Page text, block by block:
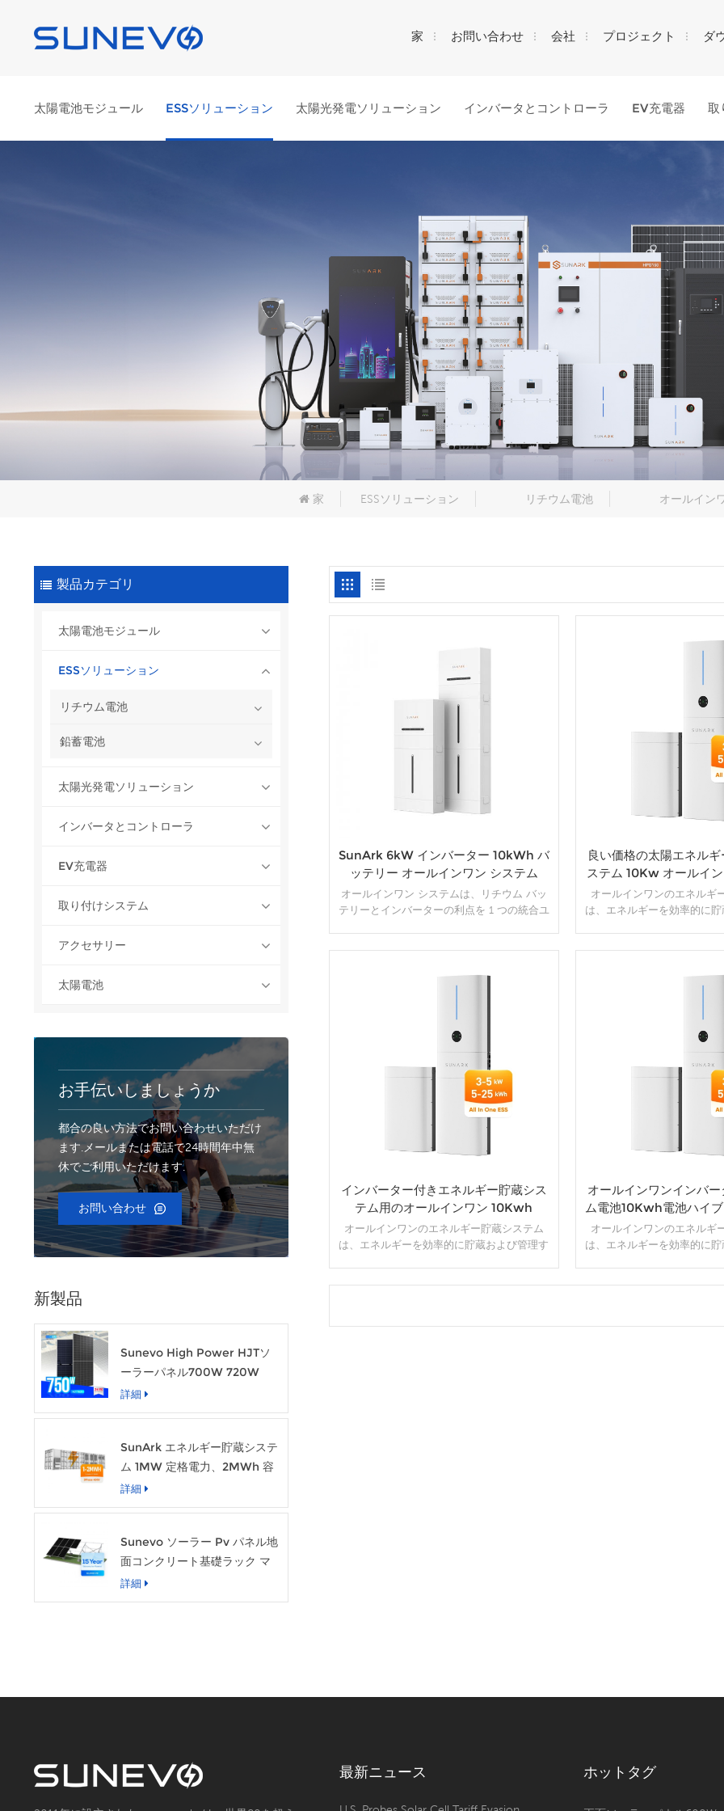
家 お問い合わせ 会社 プロジェクト ダ
太陽電池モジュール ESSソリューション 太陽光発電ソリューション インバータとコントローラ EV充電器 取
家 ESSソリューション リチウム電池 オールイン
製品カテゴリ
太陽電池モジュール
ESSソリューション
リチウム電池
鉛蓄電池
太陽光発電ソリューション
インバータとコントローラ
EV充電器
取り付けシステム
アクセサリー
太陽電池
お手伝いしましょうか
都合の良い方法でお問い合わせいただけ
ます.メールまたは電話で24時間年中無
休でご利用いただけます.
お問い合わせ
新製品
Sunevo High Power HJTソ
ーラーパネル700W 720W
750W透明な太陽光発電モジュ
ール
詳細
SunArk エネルギー貯蔵システ
ム 1MW 定格電力、2MWh 容
量
詳細
Sunevo ソーラー Pv パネル地
面コンクリート基礎ラック マ
ウント システム構造
詳細
SunArk 6kW インバーター 10kWh バ
ッテリー オールインワン システム
オールインワン システムは、リチウム バッ
テリーとインバーターの利点を 1 つの統合ユ
る効率性、汎用性、信頼性により、近年大き
良い価格の太陽エネル
ステム 10Kw オールイ
ESS
オールインワンのエネルギ
は、エネルギーを効率的に
ー、充電コントローラー、
ステムの目的は、再生可能
および利用するための便利
リューションを提供す
インバーター付きエネルギー貯蔵シス
テム用のオールインワン 10Kwh
Lifepo4
オールインワンのエネルギー貯蔵システム
は、エネルギーを効率的に貯蔵および管理す
のさまざまな要素が 1 つのユニットに統合さ
オールインワンインバ
ム電池10Kwh電池ハイ
ーター
オールインワンのエネルギ
は、エネルギーを効率的に
のさまざまな要素が単一の
最新ニュース ホットタグ